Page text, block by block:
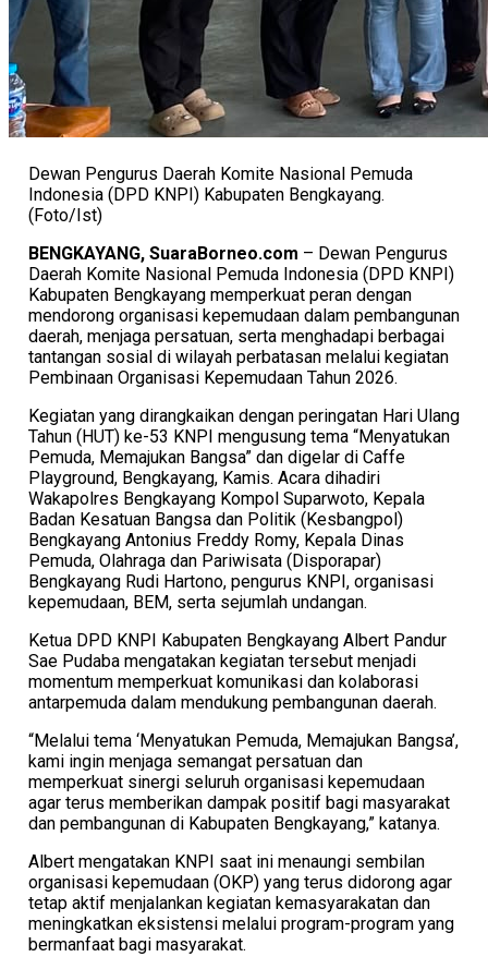
Dewan Pengurus Daerah Komite Nasional Pemuda
Indonesia (DPD KNPI) Kabupaten Bengkayang.
(Foto/Ist)
BENGKAYANG, SuaraBorneo.com – Dewan Pengurus
Daerah Komite Nasional Pemuda Indonesia (DPD KNPI)
Kabupaten Bengkayang memperkuat peran dengan
mendorong organisasi kepemudaan dalam pembangunan
daerah, menjaga persatuan, serta menghadapi berbagai
tantangan sosial di wilayah perbatasan melalui kegiatan
Pembinaan Organisasi Kepemudaan Tahun 2026.
Kegiatan yang dirangkaikan dengan peringatan Hari Ulang
Tahun (HUT) ke-53 KNPI mengusung tema “Menyatukan
Pemuda, Memajukan Bangsa” dan digelar di Caffe
Playground, Bengkayang, Kamis. Acara dihadiri
Wakapolres Bengkayang Kompol Suparwoto, Kepala
Badan Kesatuan Bangsa dan Politik (Kesbangpol)
Bengkayang Antonius Freddy Romy, Kepala Dinas
Pemuda, Olahraga dan Pariwisata (Disporapar)
Bengkayang Rudi Hartono, pengurus KNPI, organisasi
kepemudaan, BEM, serta sejumlah undangan.
Ketua DPD KNPI Kabupaten Bengkayang Albert Pandur
Sae Pudaba mengatakan kegiatan tersebut menjadi
momentum memperkuat komunikasi dan kolaborasi
antarpemuda dalam mendukung pembangunan daerah.
“Melalui tema ‘Menyatukan Pemuda, Memajukan Bangsa’,
kami ingin menjaga semangat persatuan dan
memperkuat sinergi seluruh organisasi kepemudaan
agar terus memberikan dampak positif bagi masyarakat
dan pembangunan di Kabupaten Bengkayang,” katanya.
Albert mengatakan KNPI saat ini menaungi sembilan
organisasi kepemudaan (OKP) yang terus didorong agar
tetap aktif menjalankan kegiatan kemasyarakatan dan
meningkatkan eksistensi melalui program-program yang
bermanfaat bagi masyarakat.